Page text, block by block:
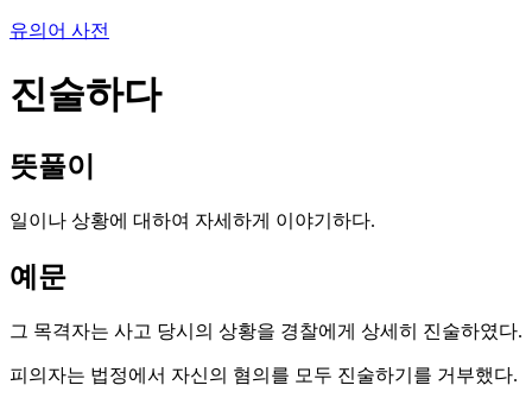
유의어 사전
진술하다
뜻풀이
일이나 상황에 대하여 자세하게 이야기하다.
예문
그 목격자는 사고 당시의 상황을 경찰에게 상세히 진술하였다.
피의자는 법정에서 자신의 혐의를 모두 진술하기를 거부했다.